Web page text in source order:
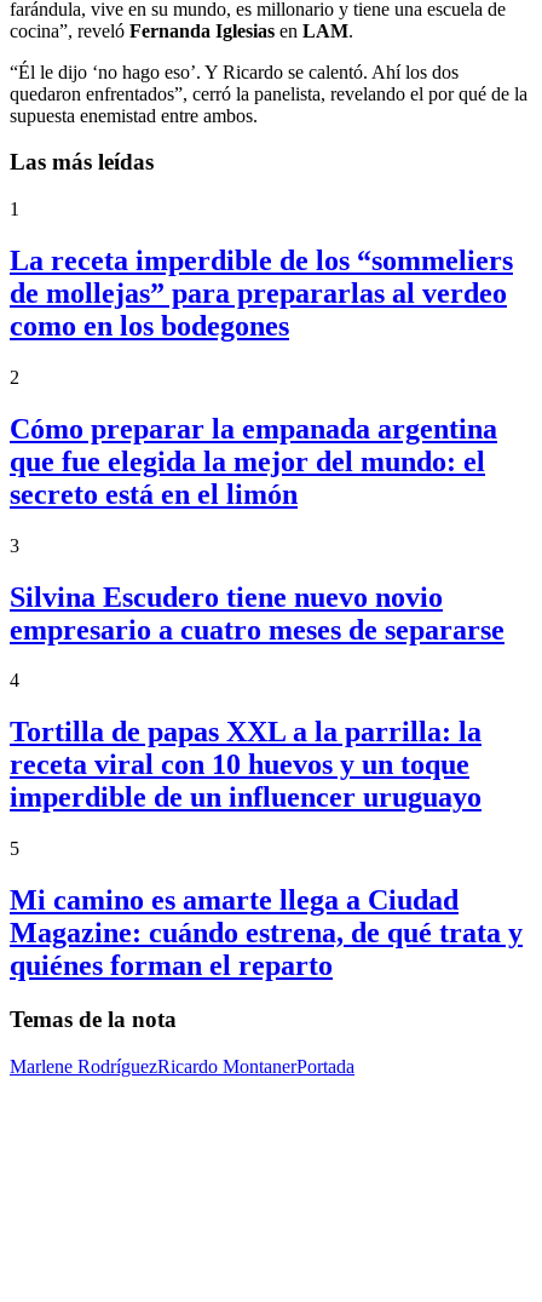
farándula, vive en su mundo, es millonario y tiene una escuela de
cocina”, reveló Fernanda Iglesias en LAM.
“Él le dijo ‘no hago eso’. Y Ricardo se calentó. Ahí los dos
quedaron enfrentados”, cerró la panelista, revelando el por qué de la
supuesta enemistad entre ambos.
Las más leídas
1
La receta imperdible de los “sommeliers
de mollejas” para prepararlas al verdeo
como en los bodegones
2
Cómo preparar la empanada argentina
que fue elegida la mejor del mundo: el
secreto está en el limón
3
Silvina Escudero tiene nuevo novio
empresario a cuatro meses de separarse
4
Tortilla de papas XXL a la parrilla: la
receta viral con 10 huevos y un toque
imperdible de un influencer uruguayo
5
Mi camino es amarte llega a Ciudad
Magazine: cuándo estrena, de qué trata y
quiénes forman el reparto
Temas de la nota
Marlene RodríguezRicardo MontanerPortada